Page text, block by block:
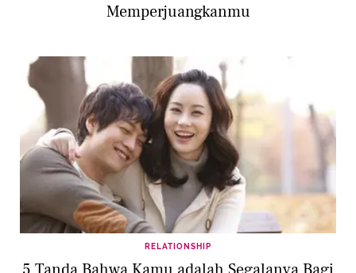
Memperjuangkanmu
RELATIONSHIP